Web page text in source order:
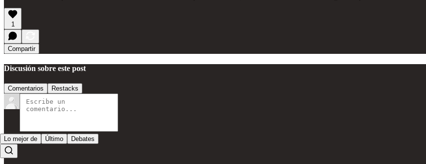
1
Compartir
Discusión sobre este post
Comentarios Restacks
Lo mejor de Último Debates